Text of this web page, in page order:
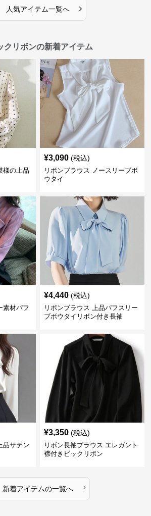
人気アイテム一覧へ ›
クリボンの新着アイテム
様の上品
¥3,090 (税込)
リボンブラウス ノースリーブボ
ウタイ
素材パフ
¥4,440 (税込)
リボンブラウス 上品パフスリー
ブボウタイリボン付き長袖
品サテン
¥3,350 (税込)
リボン長袖ブラウス エレガント
襟付きビックリボン
新着アイテムの一覧へ ›